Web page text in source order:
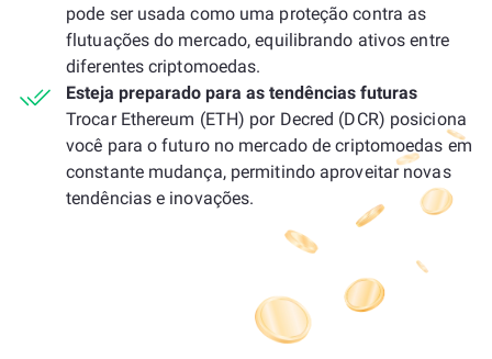
pode ser usada como uma proteção contra as
flutuações do mercado, equilibrando ativos entre
diferentes criptomoedas.
Esteja preparado para as tendências futuras
Trocar Ethereum (ETH) por Decred (DCR) posiciona
você para o futuro no mercado de criptomoedas em
constante mudança, permitindo aproveitar novas
tendências e inovações.